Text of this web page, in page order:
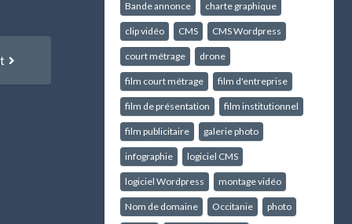
:
Bande annonce charte graphique
clip vidéo CMS CMS Wordpress
court métrage drone
film court métrage film d'entreprise
film de présentation film institutionnel
film publicitaire galerie photo
infographie logiciel CMS
logiciel Wordpress montage vidéo
Nom de domaine Occitanie photo